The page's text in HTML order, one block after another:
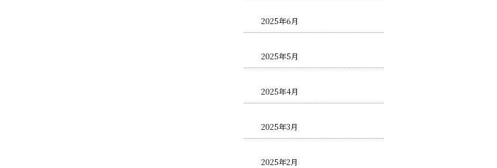
2025年6月
2025年5月
2025年4月
2025年3月
2025年2月